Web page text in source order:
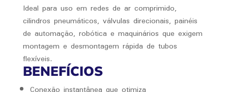
Ideal para uso em redes de ar comprimido,
cilindros pneumáticos, válvulas direcionais, painéis
de automação, robótica e maquinários que exigem
montagem e desmontagem rápida de tubos
flexíveis.
BENEFÍCIOS